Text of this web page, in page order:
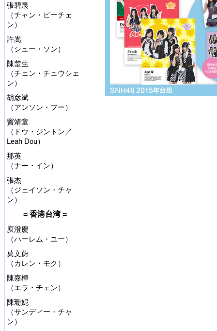
張碧晨
（チャン・ビーチェ
ン）
許嵩
（シュー・ソン）
陳楚生
（チェン・チュウシェ
ン）
胡彦斌
（アンソン・フー）
竇靖童
（ドウ・ジントン／
Leah Dou）
那英
（ナー・イン）
張杰
（ジェイソン・チャ
ン）
= 香港台湾 =
庾澄慶
（ハーレム・ユー）
莫文蔚
（カレン・モク）
陳嘉樺
（エラ・チェン）
陳珊妮
（サンディー・チャ
ン）